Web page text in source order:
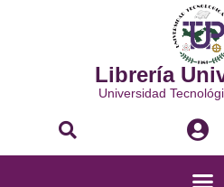
Librería
Universidad
Buscar